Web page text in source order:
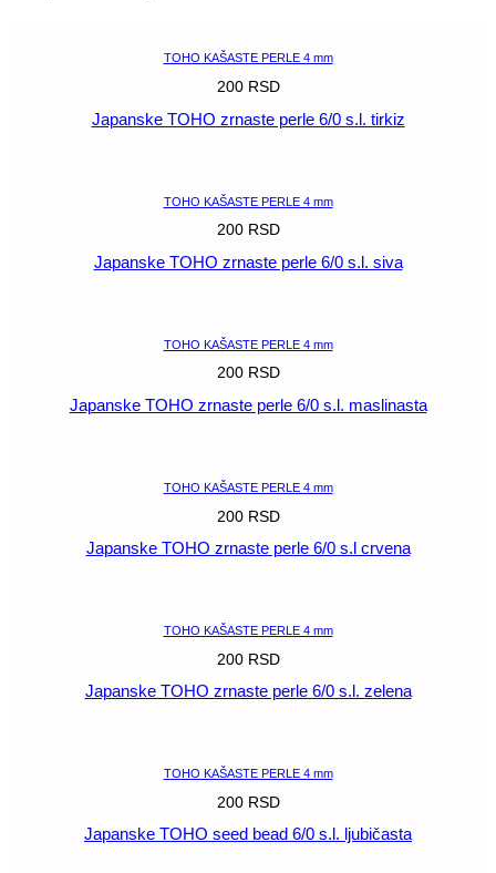
TOHO KAŠASTE PERLE 4 mm
200 RSD
Japanske TOHO zrnaste perle 6/0 s.l. tirkiz
TOHO KAŠASTE PERLE 4 mm
200 RSD
Japanske TOHO zrnaste perle 6/0 s.l. siva
TOHO KAŠASTE PERLE 4 mm
200 RSD
Japanske TOHO zrnaste perle 6/0 s.l. maslinasta
TOHO KAŠASTE PERLE 4 mm
200 RSD
Japanske TOHO zrnaste perle 6/0 s.l crvena
TOHO KAŠASTE PERLE 4 mm
200 RSD
Japanske TOHO zrnaste perle 6/0 s.l. zelena
TOHO KAŠASTE PERLE 4 mm
200 RSD
Japanske TOHO seed bead 6/0 s.l. ljubičasta